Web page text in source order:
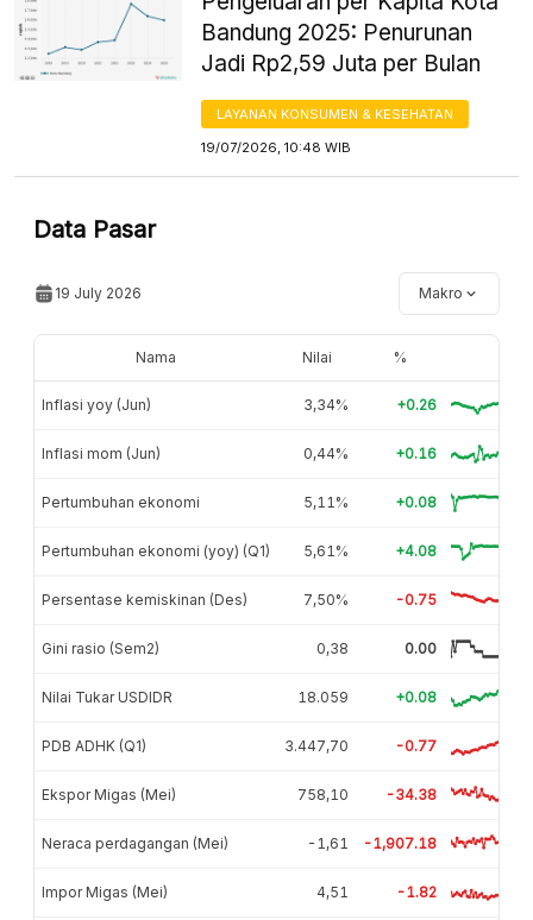
Bandung 2025: Penurunan
Jadi Rp2,59 Juta per Bulan
LAYANAN KONSUMEN & KESEHATAN
19/07/2026, 10:48 WIB
Data Pasar
19 July 2026 Makro
Nama Nilai %
Inflasi yoy (Jun) 3,34% +0.26
Inflasi mom (Jun) 0,44% +0.16
Pertumbuhan ekonomi 5,11% +0.08
Pertumbuhan ekonomi (yoy) (Q1) 5,61% +4.08
Persentase kemiskinan (Des) 7,50% -0.75
Gini rasio (Sem2) 0,38 0.00
Nilai Tukar USDIDR 18.059 +0.08
PDB ADHK (Q1) 3.447,70 -0.77
Ekspor Migas (Mei) 758,10 -34.38
Neraca perdagangan (Mei) -1,61 -1,907.18
Impor Migas (Mei) 4,51 -1.82